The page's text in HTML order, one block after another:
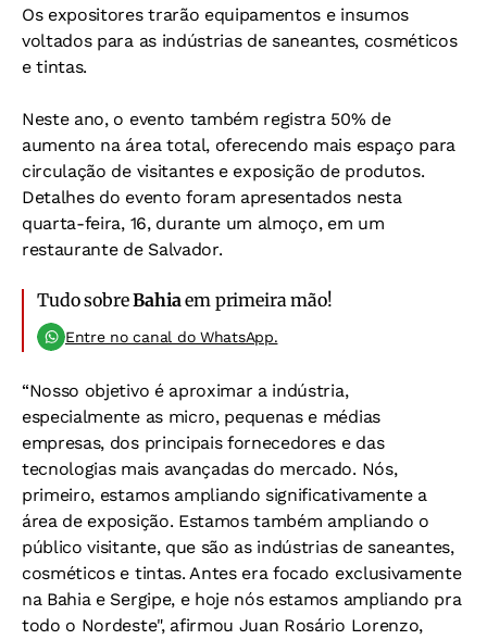
Os expositores trarão equipamentos e insumos
voltados para as indústrias de saneantes, cosméticos
e tintas.
Neste ano, o evento também registra 50% de
aumento na área total, oferecendo mais espaço para
circulação de visitantes e exposição de produtos.
Detalhes do evento foram apresentados nesta
quarta-feira, 16, durante um almoço, em um
restaurante de Salvador.
Tudo sobreBahiaem primeira mão!
Entre no canal do WhatsApp.
“Nosso objetivo é aproximar a indústria,
especialmente as micro, pequenas e médias
empresas, dos principais fornecedores e das
tecnologias mais avançadas do mercado. Nós,
primeiro, estamos ampliando significativamente a
área de exposição. Estamos também ampliando o
público visitante, que são as indústrias de saneantes,
cosméticos e tintas. Antes era focado exclusivamente
na Bahia e Sergipe, e hoje nós estamos ampliando pra
todo o Nordeste", afirmou Juan Rosário Lorenzo,